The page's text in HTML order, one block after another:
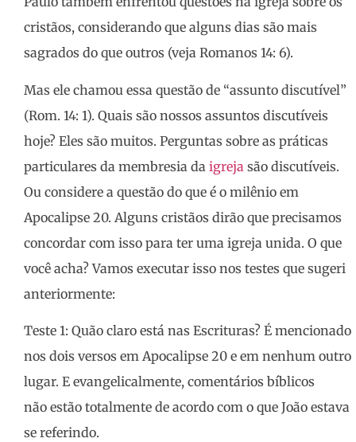
cristãos, considerando que alguns dias são mais
sagrados do que outros (veja Romanos 14: 6).
Mas ele chamou essa questão de “assunto discutível”
(Rom. 14: 1). Quais são nossos assuntos discutíveis
hoje? Eles são muitos. Perguntas sobre as práticas
particulares da membresia da igreja são discutíveis.
Ou considere a questão do que é o milênio em
Apocalipse 20. Alguns cristãos dirão que precisamos
concordar com isso para ter uma igreja unida. O que
você acha? Vamos executar isso nos testes que sugeri
anteriormente:
Teste 1: Quão claro está nas Escrituras? É mencionado
nos dois versos em Apocalipse 20 e em nenhum outro
lugar. E evangelicalmente, comentários bíblicos
não estão totalmente de acordo com o que João estava
se referindo.